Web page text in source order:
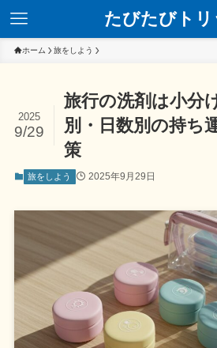
たびたびト
ホーム 旅をしよう
旅行の洗剤は小分
別・日数別の持ち
策
2025
9/29
旅をしよう 2025年9月29日